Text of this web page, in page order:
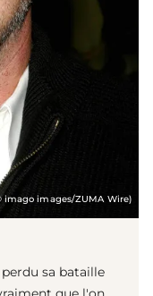
imago images/ZUMA Wire)
sa bataille